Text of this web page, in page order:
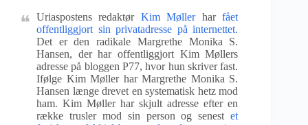
Uriaspostens redaktørKim Møller harfået
offentliggjort sin privatadresse på internettet.
Det er den radikale Margrethe Monika S.
Hansen, der har offentliggjort Kim Møllers
adresse på bloggen P77, hvor hun skriver fast.
Ifølge Kim Møller har Margrethe Monika S.
Hansen længe drevet en systematisk hetz mod
ham. Kim Møller har skjult adresse efter en
række trusler mod sin person og senestet